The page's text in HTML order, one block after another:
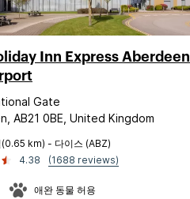
Inn Express Aberdeen
Gate
AB21 0BE, United Kingdom
km) - 다이스 (ABZ)
4.38
(1688 reviews)
애완 동물 허용